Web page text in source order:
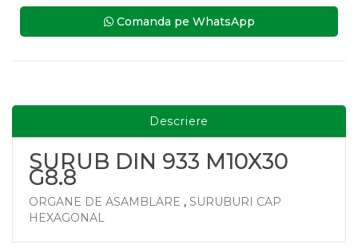
Comanda pe WhatsApp
Descriere
SURUB DIN 933 M10X30
G8.8
ORGANE DE ASAMBLARE , SURUBURI CAP
HEXAGONAL